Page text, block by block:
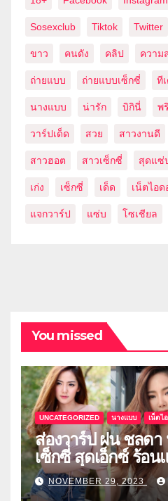
Sosexclub Tiktok Twitter
ขาว คนดัง คลิป ความ
ถ่ายแบบ ถ่ายแบบเซ็กซี่ ที
นางแบบ น่ารัก บิกินี่ พ
วาร์ปเด็ด สวย สาวงานดี
สาวฮอต สาวเซ็กซี่ สุดแซ่
เก่ง เซ็กซี่ เด็ด เน็ตไอด
แจกวาร์ป แซ่บ โซเชียล
You missed
UNCATEGORIZED นางแบบ เน็ตไ
ส่องวาร์ป ฝน ชลด
เซ็กซี่ สุดเอ็กซ์ ร้อน
NOVEMBER 29, 2023